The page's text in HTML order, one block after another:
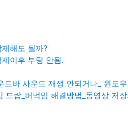
해도 될까?
이후 부팅 안됨.
바 사운드 재생 안되거나_ 윈도
랍_버벅임 해결방법_동영상 저장